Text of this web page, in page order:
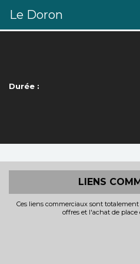
Le Doron
Durée :
LIENS
Ces liens commerciaux sont
offres et l'achat de